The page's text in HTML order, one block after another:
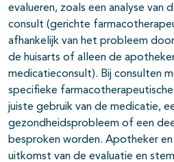
evalueren, zoals een analyse van
consult (gerichte
afhankelijk van het probleem
de huisarts of alleen de
medicatieconsult). Bij consulten
specifieke
juiste gebruik van de medicatie,
gezondheidsprobleem of een
besproken worden. Apotheker en
uitkomst van de evaluatie en